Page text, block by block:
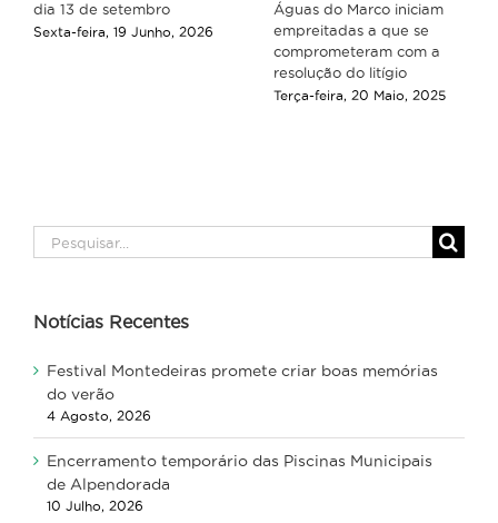
dia 13 de setembro
Sexta-feira, 19 Junho, 2026
Águas do Marco iniciam
empreitadas a que se
comprometeram com a
resolução do litígio
Terça-feira, 20 Maio, 2025
Pesquisar
Notícias Recentes
Festival Montedeiras promete criar boas memórias
do verão
4 Agosto, 2026
Encerramento temporário das Piscinas Municipais
de Alpendorada
10 Julho, 2026